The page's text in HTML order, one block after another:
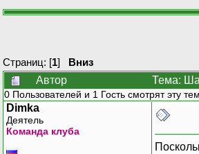
Страниц: [1] Вниз
Автор
Тема:
0 Пользователей и 1 Гость смотрят эту
Dimka
Деятель
Команда клуба